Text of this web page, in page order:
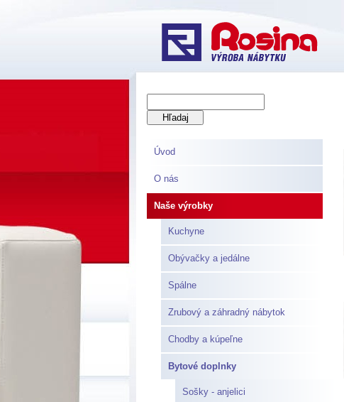
Úvod
O nás
Naše výrobky
Kuchyne
Obývačky a jedálne
Spálne
Zrubový a záhradný nábytok
Chodby a kúpeľne
Bytové doplnky
Sošky - anjelici